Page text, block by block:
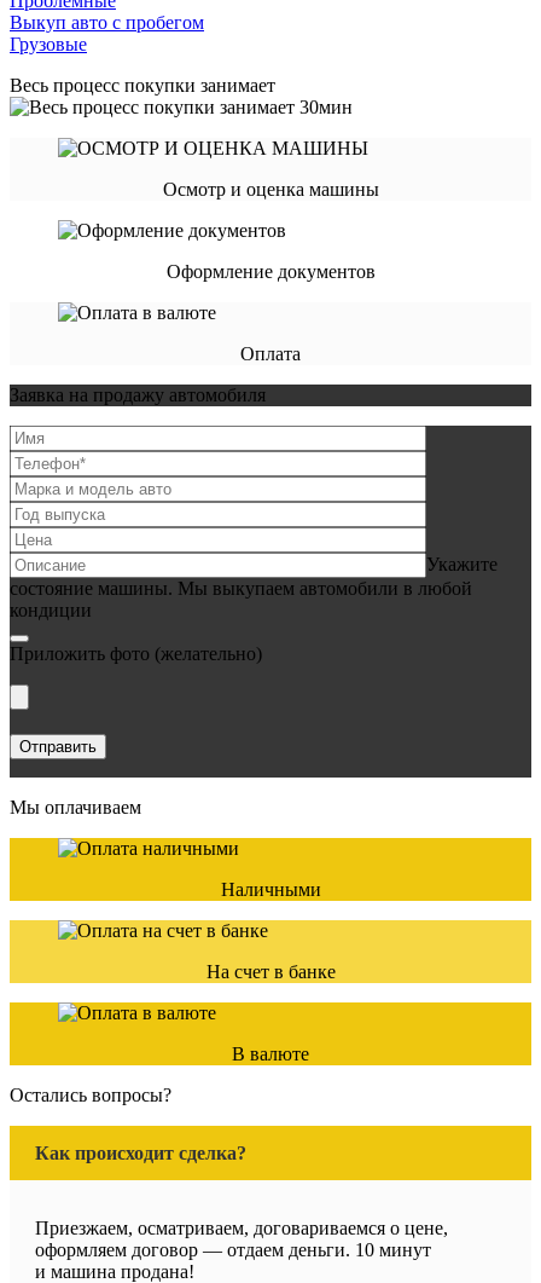
Выкуп авто с пробегом
Грузовые
Весь процесс покупки занимает
Осмотр и оценка машины
Оформление документов
Оплата
Заявка на продажу автомобиля
Укажите
состояние машины. Мы выкупаем автомобили в любой
кондиции
Приложить фото (желательно)
Мы оплачиваем
Наличными
На счет в банке
В валюте
Остались вопросы?
Как происходит сделка?
Приезжаем, осматриваем, договариваемся о цене,
оформляем договор — отдаем деньги. 10 минут
и машина продана!